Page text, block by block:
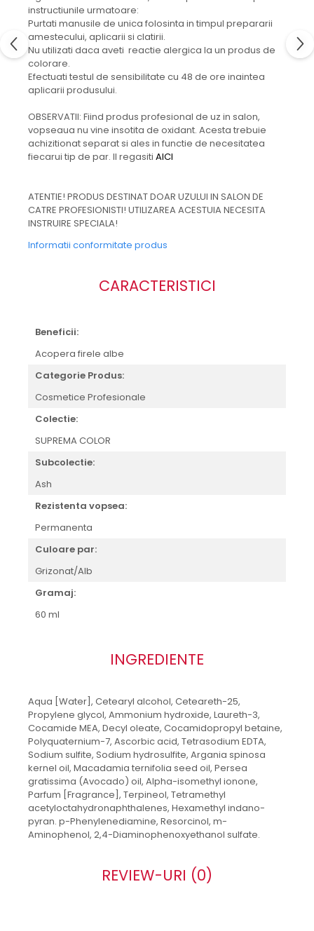
instructiunile urmatoare:
Purtati manusile de unica folosinta in timpul prepararii
amestecului, aplicarii si clatirii.
Nu utilizati daca aveti reactie alergica la un produs de
colorare.
Efectuati testul de sensibilitate cu 48 de ore inaintea
aplicarii produsului.
OBSERVATII: Fiind produs profesional de uz in salon,
vopseaua nu vine insotita de oxidant. Acesta trebuie
achizitionat separat si ales in functie de necesitatea
fiecarui tip de par. Il regasiti AICI
ATENTIE! PRODUS DESTINAT DOAR UZULUI IN SALON DE
CATRE PROFESIONISTI! UTILIZAREA ACESTUIA NECESITA
INSTRUIRE SPECIALA!
Informatii conformitate produs
CARACTERISTICI
Beneficii:
Acopera firele albe
Categorie Produs:
Cosmetice Profesionale
Colectie:
SUPREMA COLOR
Subcolectie:
Ash
Rezistenta vopsea:
Permanenta
Culoare par:
Grizonat/Alb
Gramaj:
60 ml
INGREDIENTE
Aqua [Water], Cetearyl alcohol, Ceteareth-25,
Propylene glycol, Ammonium hydroxide, Laureth-3,
Cocamide MEA, Decyl oleate, Cocamidopropyl betaine,
Polyquaternium-7, Ascorbic acid, Tetrasodium EDTA,
Sodium sulfite, Sodium hydrosulfite, Argania spinosa
kernel oil, Macadamia ternifolia seed oil, Persea
gratissima (Avocado) oil, Alpha-isomethyl ionone,
Parfum [Fragrance], Terpineol, Tetramethyl
acetyloctahydronaphthalenes, Hexamethyl indano-
pyran. p-Phenylenediamine, Resorcinol, m-
Aminophenol, 2,4-Diaminophenoxyethanol sulfate.
REVIEW-URI (0)